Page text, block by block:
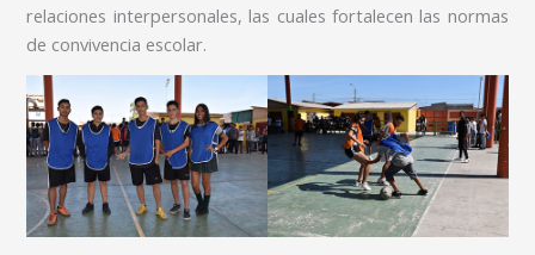
relaciones interpersonales, las cuales fortalecen las normas
de convivencia escolar.